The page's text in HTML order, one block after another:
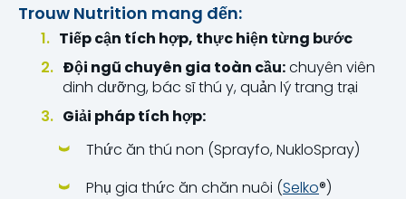
Trouw Nutrition mang đến:
Tiếp cận tích hợp, thực hiện từng bước
Đội ngũ chuyên gia toàn cầu:chuyên viên
dinh dưỡng, bác sĩ thú y, quản lý trang trại
Giải pháp tích hợp:
Thức ăn thú non (Sprayfo, NukloSpray)
Phụ gia thức ăn chăn nuôi (Selko®)